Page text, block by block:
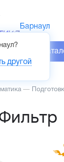
Барнаул
?
другой
—